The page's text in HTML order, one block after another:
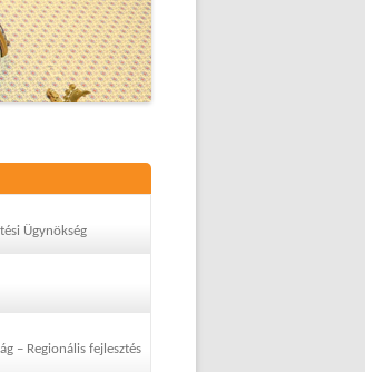
Ügynökség
– Regionális fejlesztés